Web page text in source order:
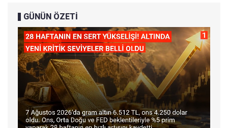
GÜNÜN ÖZETİ